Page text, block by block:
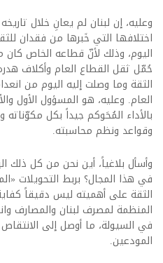
وعليه، إن لبنان لم يعانِ خلال
اختلافها التي خَبرها من فقدان
اليوم، وذلك لأنّ قطاعه الخاص كان
حُمّل ثقل القطاع العام وأكلاف
الثقة وما وصلت إليه اليوم من
العام. وعليه، هو المسؤول الأول
بالأداء المُحَوكم جيداً بكل
وقواعد ونظم محاسبته.
وأسأل بلاغياً، أين نحن من كل ذلك
في هذا المجال؟ بربط التحويلات
الثقة على أهميته ليس دقيقاً
المنظمة لمصرف لبنان والمصارف
في السيولة، ما أوصل إلى
المودعين.